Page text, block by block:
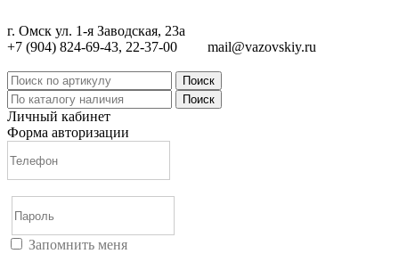
г. Омск ул. 1-я Заводская, 23а
+7 (904) 824-69-43, 22-37-00
mail@vazovskiy.ru
Поиск
Поиск
Личный кабинет
Форма авторизации
Запомнить меня